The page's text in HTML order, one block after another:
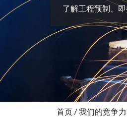
了解工程预制、
首页 /我们的竞争力